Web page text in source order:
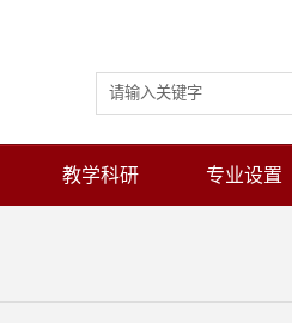
教学科研 专业设置